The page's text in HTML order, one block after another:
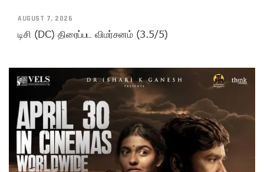
AUGUST 7, 2026
டிசி (DC) திரைப்பட விமர்சனம் (3.5/5)